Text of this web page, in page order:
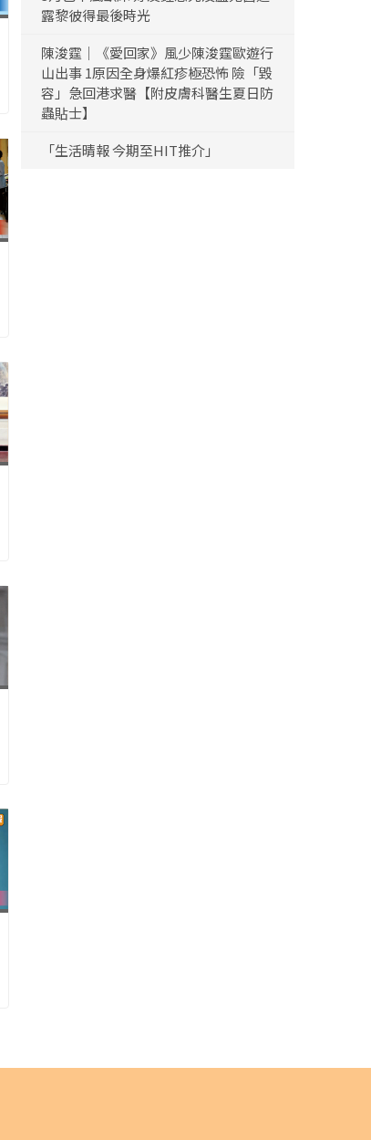
露黎彼得最後時光
陳浚霆｜《愛回家》風少陳浚霆歐遊行
山出事 1原因全身爆紅疹極恐怖 險「毀
容」急回港求醫【附皮膚科醫生夏日防
蟲貼士】
「生活晴報 今期至HIT推介」